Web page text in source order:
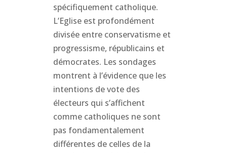
spécifiquement catholique.
L’Eglise est profondément
divisée entre conservatisme et
progressisme, républicains et
démocrates. Les sondages
montrent à l’évidence que les
intentions de vote des
électeurs qui s’affichent
comme catholiques ne sont
pas fondamentalement
différentes de celles de la